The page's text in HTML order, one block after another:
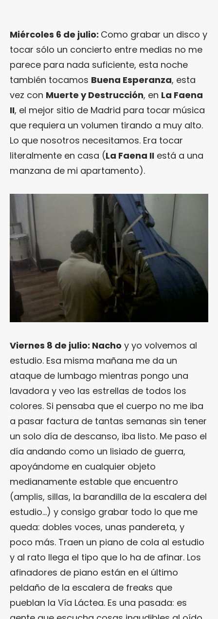
Miércoles 6 de julio: Como grabar un disco y
tocar sólo un concierto entre medias no me
parece para nada suficiente, esta noche
también tocamos Buena Esperanza, esta
vez con Muerte y Destrucción, en La Faena
II, el mejor sitio de Madrid para tocar música
que requiera un volumen tirando a muy alto.
Lo que nosotros necesitamos. Era tocar
literalmente en casa (La Faena II está a una
manzana de mi apartamento).
Viernes 8 de julio: Nacho y yo volvemos al
estudio. Esa misma mañana me da un
ataque de lumbago mientras pongo una
lavadora y veo las estrellas de todos los
colores. Si pensaba que el cuerpo no me iba
a pasar factura de tantas semanas sin tener
un solo día de descanso, iba listo. Me paso el
día andando como un lisiado de guerra,
apoyándome en cualquier objeto
medianamente estable que encuentro
(amplis, sillas, la barandilla de la escalera del
estudio…) y consigo grabar todo lo que me
queda: dobles voces, unas pandereta, y
poco más. Traen un piano de cola al estudio
y al rato llega el tipo que lo ha de afinar. Los
afinadores de piano están en el último
peldaño de la escalera de freaks que
pueblan la Vía Láctea. Es una pasada: es